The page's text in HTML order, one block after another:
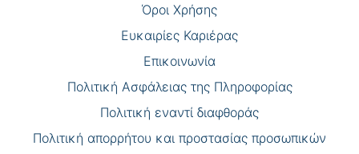
Όροι Χρήσης
Eυκαιρίες Καριέρας
Επικοινωνία
Πολιτική Ασφάλειας της Πληροφορίας
Πολιτική εναντί διαφθοράς
Πολιτική απορρήτου και προστασίας προσωπικών